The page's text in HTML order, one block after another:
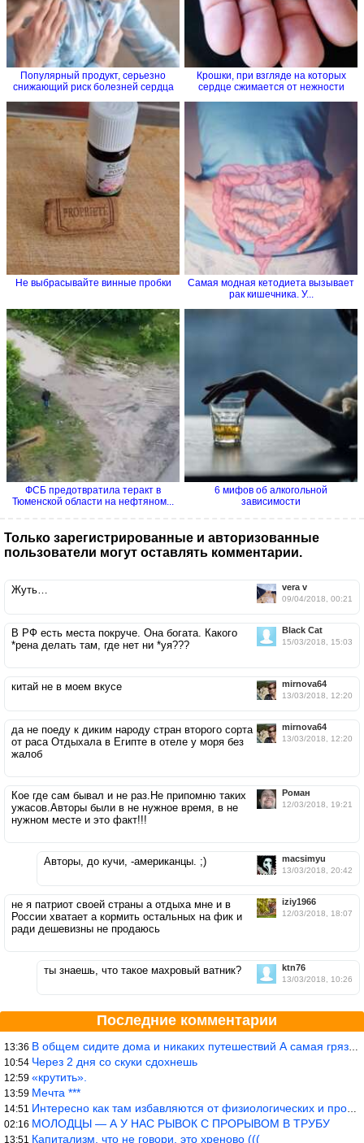
Популярный продукт, серьезно
снижающий риск болезней сердца
Крошки, при взгляде на которых
сердце сжимается от нежности
Не выбрасывайте винные пробки
Самая модная кетодиета вызывает
рак кишечника. У...
ФСБ предотвратила теракт в
Тюменской области на нефтяном...
6 мифов об алкогольной
зависимости
Только зарегистрированные и авторизованные
пользователи могут оставлять комментарии.
vera v
09/04/2018, 00:21
Жуть…
Black Cat
15/03/2018, 15:03
В РФ есть места покруче. Она богата. Какого
*рена делать там, где нет ни *уя???
mirnova64
13/03/2018, 12:20
китай не в моем вкусе
mirnova64
13/03/2018, 12:20
да не поеду к диким народу стран второго сорта
от раса Отдыхала в Египте в отеле у моря без
жалоб
Роман
12/03/2018, 19:21
Кое где сам бывал и не раз.Не припомню таких
ужасов.Авторы были в не нужное время, в не
нужном месте и это факт!!!
macsimyu
13/03/2018, 20:42
Авторы, до кучи, -американцы. ;)
iziy1966
12/03/2018, 18:07
не я патриот своей страны а отдыха мне и в
России хватает а кормить остальных на фик и
ради дешевизны не продаюсь
ktn76
13/03/2018, 10:26
ты знаешь, что такое махровый ватник?
Последние комментарии
13:36 В общем сидите дома и никаких путешествий А самая грязная в от
10:54 Через 2 дня со скуки сдохнешь
12:59 «крутить».
13:59 Мечта ***
14:51 Интересно как там избавляются от физиологических и прочих отходо
02:16 МОЛОДЦЫ — А У НАС РЫВОК С ПРОРЫВОМ В ТРУБУ
13:51 Капитализм, что не говори, это хреново (((